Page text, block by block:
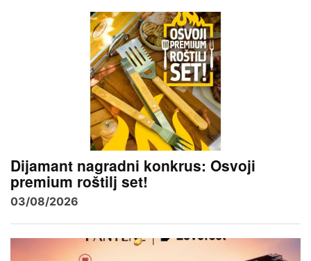
Dijamant nagradni konkrus: Osvoji
premium roštilj set!
03/08/2026